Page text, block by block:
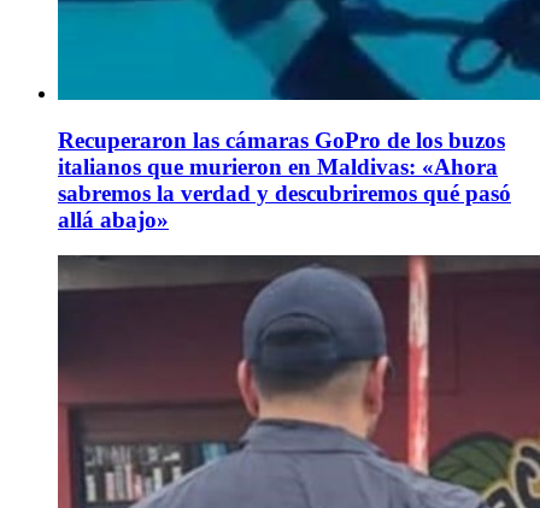
Recuperaron las cámaras GoPro de los buzos
italianos que murieron en Maldivas: «Ahora
sabremos la verdad y descubriremos qué pasó
allá abajo»